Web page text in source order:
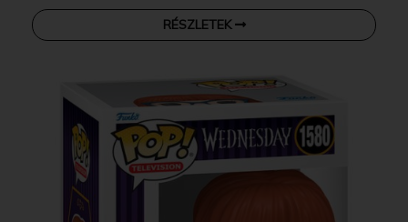
RÉSZLETEK